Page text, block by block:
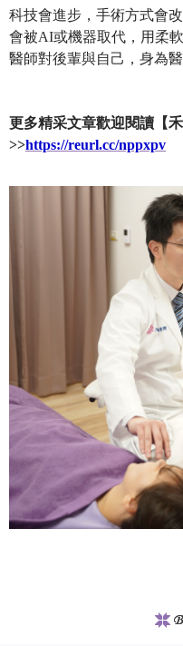
科技會進步，手術方式會
會被AI或機器取代，用柔
醫師對後輩與自己，身為
更多精采文章歡迎閱讀【禾
>>https://reurl.cc/nppxpv